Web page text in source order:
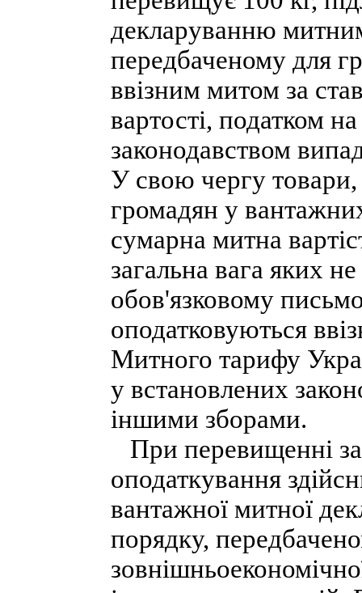
декларуванню
передбаченому для
ввізним митом за
вартості, податком
законодавством
У свою чергу
громадян у
сумарна митна
загальна вага яких
обов'язковому
оподатковуються
Митного тарифу
у встановлених
іншими зборами.
При перевищенні
оподаткування
вантажної митної
порядку,